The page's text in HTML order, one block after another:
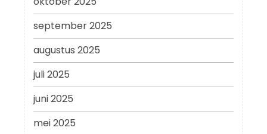
september 2025
augustus 2025
juli 2025
juni 2025
mei 2025